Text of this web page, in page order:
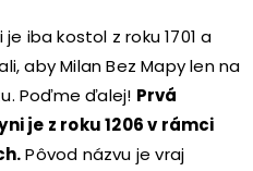
je iba kostol z roku 1701 a
aby Milan Bez Mapy len na
Poďme ďalej! Prvá
je z roku 1206 v rámci
Pôvod názvu je vraj